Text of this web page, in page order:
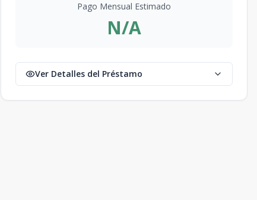
Pago Mensual Estimado
N/A
Ver Detalles del Préstamo